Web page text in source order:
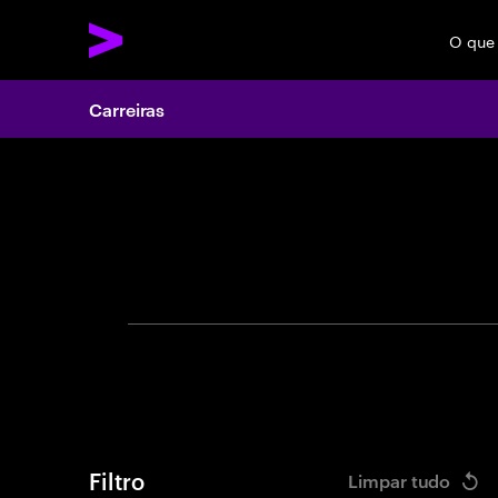
O
Carreiras
Filtro Limpar tudo